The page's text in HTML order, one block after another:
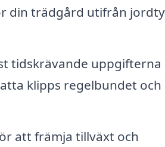
din trädgård utifrån
tidskrävande uppgifterna
klipps regelbundet och
att främja tillväxt och